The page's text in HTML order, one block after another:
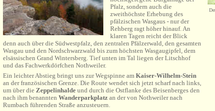
Pfalz, sondern auch die
zweithöchste Erhebung des
pfälzischen Wasgaus - nur der
Rehberg ragt höher hinauf. An
klaren Tagen reicht der Blick
denn auch über die Südwestpfalz, den zentralen Pfälzerwald, den gesamten
Wasgau und den Nordschwarzwald bis zum höchsten Wasgaugipfel, dem
elsässischen Grand Wintersberg. Tief unten im Tal liegen der Litschhof
und das Fachwerkdörfchen Nothweiler.
Ein leichter Abstieg bringt uns zur Wegspinne am Kaiser-Wilhelm-Stein
an der französischen Grenze. Die Route wendet sich jetzt scharf nach links,
um über die Zeppelinhalde und durch die Ostflanke des Beisenberges den
nach ihm benannten Wanderparkplatz an der von Nothweiler nach
Rumbach führenden Straße anzusteuern.